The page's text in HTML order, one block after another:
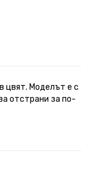
цвят. Моделът е с
отстрани за по-